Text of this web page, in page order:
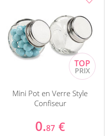
Mini Pot en Verre Style
Confiseur
0.87 €